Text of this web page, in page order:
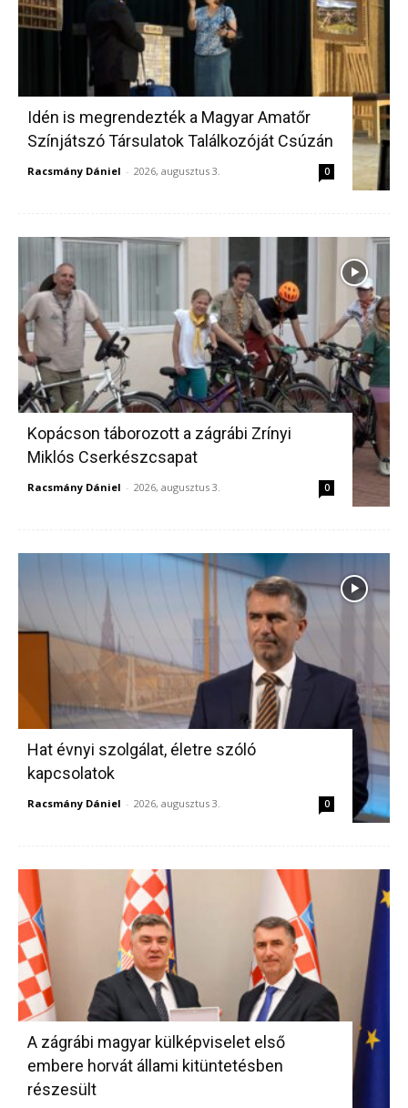
Idén is megrendezték a Magyar Amatőr
Színjátszó Társulatok Találkozóját Csúzán
Racsmány Dániel - 2026, augusztus 3. 0
Kopácson táborozott a zágrábi Zrínyi
Miklós Cserkészcsapat
Racsmány Dániel - 2026, augusztus 3. 0
Hat évnyi szolgálat, életre szóló
kapcsolatok
Racsmány Dániel - 2026, augusztus 3. 0
A zágrábi magyar külképviselet első
embere horvát állami kitüntetésben
részesült